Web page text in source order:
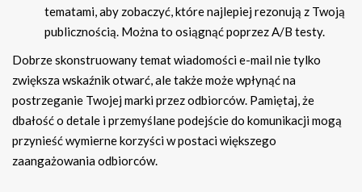
tematami, aby zobaczyć, które najlepiej rezonują z Twoją
publicznością. Można to osiągnąć poprzez A/B testy.
Dobrze skonstruowany temat wiadomości e-mail nie tylko
zwiększa wskaźnik otwarć, ale także może wpłynąć na
postrzeganie Twojej marki przez odbiorców. Pamiętaj, że
dbałość o detale i przemyślane podejście do komunikacji mogą
przynieść wymierne korzyści w postaci większego
zaangażowania odbiorców.